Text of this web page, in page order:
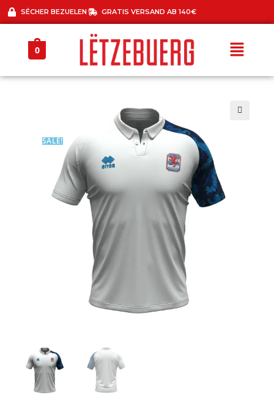
SÉCHER BEZUELEN GRATIS VERSAND AB 140€
0
SALE!